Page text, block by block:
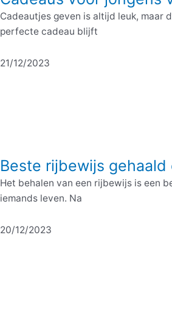
Cadeautjes geven is altijd leuk, maar
perfecte cadeau blijft
21/12/2023
Beste rijbewijs gehaald
Het behalen van een rijbewijs is een
iemands leven. Na
20/12/2023